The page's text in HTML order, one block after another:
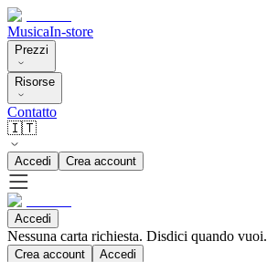
MusicaIn-store
Prezzi
Risorse
Contatto
🇮🇹
Accedi Crea account
Accedi
Nessuna carta richiesta. Disdici quando vuoi.
Crea account Accedi